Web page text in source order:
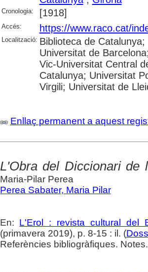
Cronologia: [1918]
Accés: https://www.raco.cat/
Localització: Biblioteca de
Universitat de
Vic-Universitat Central
Catalunya; Universitat
Virgili; Universitat de
Enllaç permanent a aquest
L'Obra del Diccionari de
Maria-Pilar Perea
Perea Sabater, Maria Pilar
En: L'Erol : revista cultural del
(primavera 2019), p. 8-15 : il. (
Referències bibliogràfiques. Notes.